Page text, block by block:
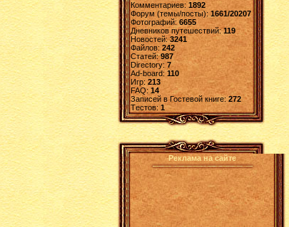
Комментариев: 1892
Форум (темы/посты):1661/20207
Фотографий:6655
Дневников путешествий:119
Новостей:3241
Файлов: 242
Статей:987
Directory: 7
Ad-board:110
Игр: 213
FAQ:14
Записей в Гостевой книге:272
Tестов: 1
Реклама на сайте